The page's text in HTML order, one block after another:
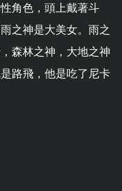
角色，頭上戴著斗
之神是大美女。雨之
森林之神，大地之神
路飛，他是吃了尼卡